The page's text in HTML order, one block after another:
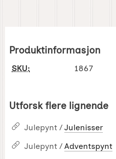
Produktinformasjon
SKU: 1867
Utforsk flere lignende
Julepynt / Julenisser
Julepynt / Adventspynt